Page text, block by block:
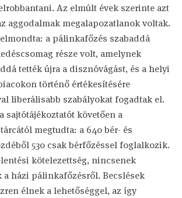
Az elmúlt évek szerinte azt
aggodalmak megalapozatlanok voltak.
a pálinkafőzés szabaddá
része volt, amelynek
tették újra a disznóvágást, és a helyi
történő értékesítésére
liberálisabb szabályokat fogadtak el.
sajtótájékoztatót követően a
megtudta: a 640 bér- és
530 csak bérfőzéssel foglalkozik.
kötelezettség, nincsenek
a házi pálinkafőzésről. Becslések
élnek a lehetőséggel, az így